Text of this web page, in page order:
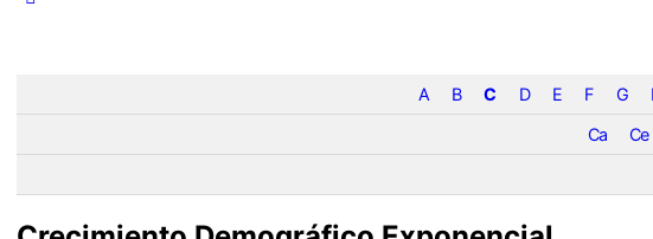
A B C D E F G
Ca
Ce